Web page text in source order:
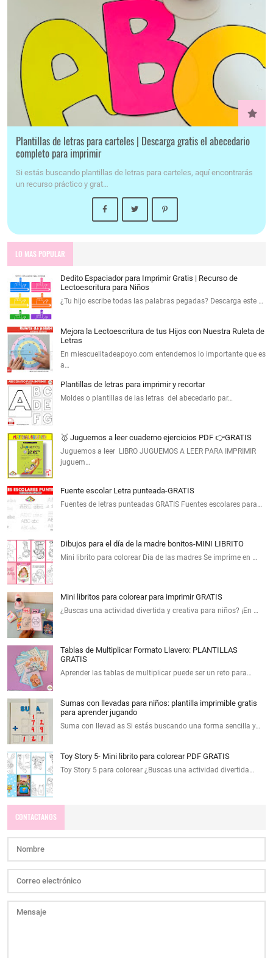
Plantillas de letras para carteles | Descarga gratis el abecedario
completo para imprimir
Si estás buscando plantillas de letras para carteles, aquí encontrarás
un recurso práctico y grat…
LO MAS POPULAR
Dedito Espaciador para Imprimir Gratis | Recurso de
Lectoescritura para Niños
¿Tu hijo escribe todas las palabras pegadas? Descarga este …
Mejora la Lectoescritura de tus Hijos con Nuestra Ruleta de
Letras
En miescuelitadeapoyo.com entendemos lo importante que es
a…
Plantillas de letras para imprimir y recortar
Moldes o plantillas de las letras del abecedario par…
🥇 Juguemos a leer cuaderno ejercicios PDF 👉GRATIS
Juguemos a leer LIBRO JUGUEMOS A LEER PARA IMPRIMIR
juguem…
Fuente escolar Letra punteada-GRATIS
Fuentes de letras punteadas GRATIS Fuentes escolares para…
Dibujos para el día de la madre bonitos-MINI LIBRITO
Mini librito para colorear Dia de las madres Se imprime en …
Mini libritos para colorear para imprimir GRATIS
¿Buscas una actividad divertida y creativa para niños? ¡En …
Tablas de Multiplicar Formato Llavero: PLANTILLAS
GRATIS
Aprender las tablas de multiplicar puede ser un reto para…
Sumas con llevadas para niños: plantilla imprimible gratis
para aprender jugando
Suma con llevad as Si estás buscando una forma sencilla y…
Toy Story 5- Mini librito para colorear PDF GRATIS
Toy Story 5 para colorear ¿Buscas una actividad divertida…
CONTACTANOS